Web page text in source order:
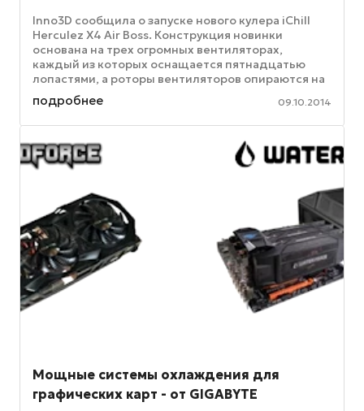
Inno3D сообщила о запуске нового кулера iChill
Herculez X4 Air Boss. Конструкция новинки
основана на трех огромных вентиляторах,
каждый из которых оснащается пятнадцатью
лопастями, а роторы вентиляторов опираются на
подшипники Herculez Bearing. ...
подробнее 09.10.2014
Мощные системы охлаждения для
графических карт - от GIGABYTE